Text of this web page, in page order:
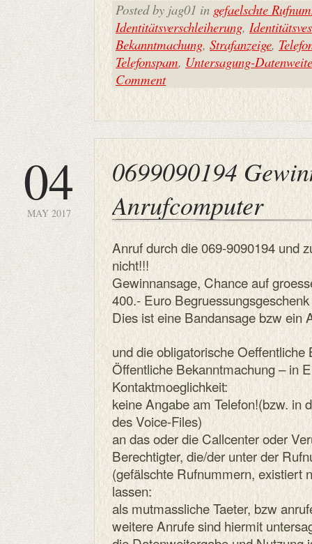
Posted by jag01 in gefaelschte
Identitätsverschleiherung,
Bekanntmachung, Strafanzeige,
Telefonspam, Untersagung-
Comment
04
MAY 2017
0699090194
Anrufcomputer
Anruf durch die 069-9090194 und
nicht!!!
Gewinnansage, Chance auf
400.- Euro
Dies ist eine Bandansage bzw ein
und die obligatorische Oeffentliche
Öffentliche Bekanntmachung – in
Kontaktmoeglichkeit:
keine Angabe am Telefon!(bzw. in
des Voice-Files)
an das oder die Callcenter oder
Berechtigter, die/der unter der
(gefälschte Rufnummern, existiert
lassen:
als mutmassliche Taeter, bzw
weitere Anrufe sind hiermit